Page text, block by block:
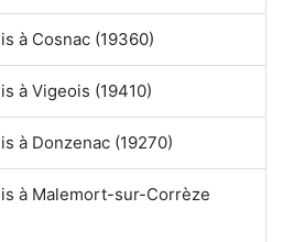
à Cosnac (19360)
à Vigeois (19410)
à Donzenac (19270)
à Malemort-sur-Corrèze